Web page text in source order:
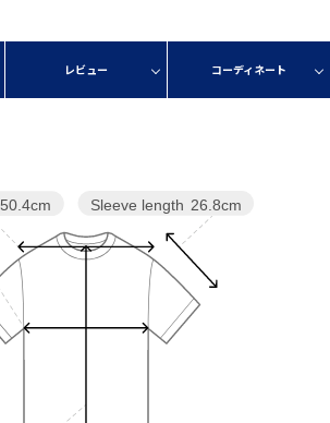
レビュー コーディネート
Sleeve length 26.8cm
50.4cm